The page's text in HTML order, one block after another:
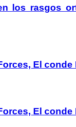
los rasgos
El
El